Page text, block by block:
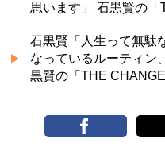
思います」 石黒賢の
石黒賢「人生って無駄
なっているルーティン
黒賢の「THE